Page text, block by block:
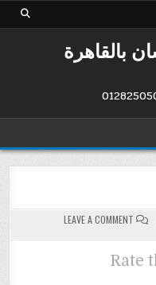
بالقاهرة
LEAVE A COMMENT
ON
ونش
انقاذ
Rate